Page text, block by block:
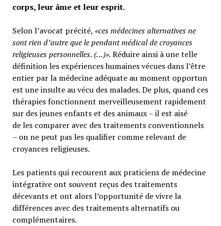
corps, leur âme et leur esprit.
Selon l’avocat précité, «ces médecines alternatives ne
sont rien d’autre que le pendant médical de croyances
religieuses personnelles. (…)».Réduire ainsi à une telle
définition les expériences humaines vécues dans l’être
entier par la médecine adéquate au moment opportun
est une insulte au vécu des malades. De plus, quand ces
thérapies fonctionnent merveilleusement rapidement
sur des jeunes enfants et des animaux – il est aisé
de les comparer avec des traitements conventionnels
– on ne peut pas les qualifier comme relevant de
croyances religieuses.
Les patients qui recourent aux praticiens de médecine
intégrative ont souvent reçus des traitements
décevants et ont alors l’opportunité de vivre la
différences avec des traitements alternatifs ou
complémentaires.